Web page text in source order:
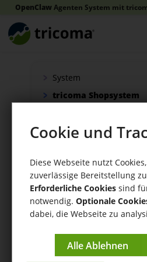
OpenClawAgenten System mit
System
tricoma Shopsystem
Verkauf
Zahlung
Versand
WaWi/CRM
CRM Tools
Cookie und
Diese Webseite nutzt
zuverlässige Bereitstellung
Erforderliche Cookies sind
notwendig. Optionale
dabei, die Webseite zu
Impressum|